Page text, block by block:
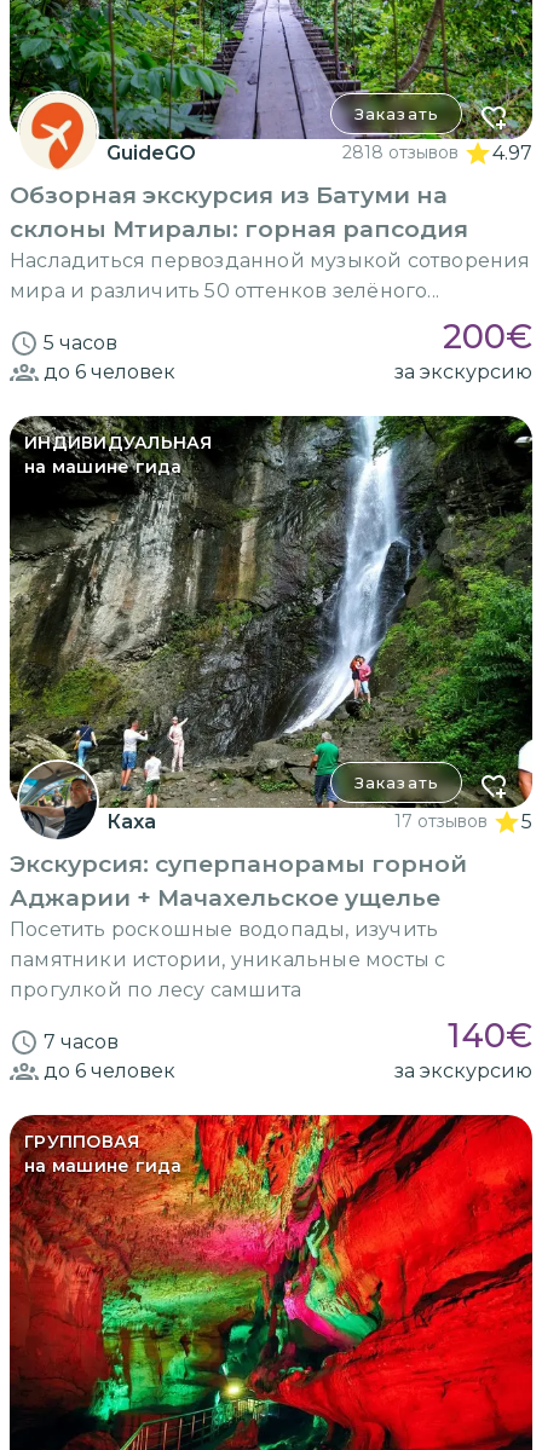
Заказать
GuideGO 2818 отзывов 4.97
Обзорная экскурсия из Батуми на
склоны Мтиралы: горная рапсодия
Насладиться первозданной музыкой сотворения
мира и различить 50 оттенков зелёного...
5 часов 200€
до 6 человек за экскурсию
ИНДИВИДУАЛЬНАЯ
на машине гида
Заказать
Каха 17 отзывов 5
Экскурсия: суперпанорамы горной
Аджарии + Мачахельское ущелье
Посетить роскошные водопады, изучить
памятники истории, уникальные мосты с
прогулкой по лесу самшита
7 часов 140€
до 6 человек за экскурсию
ГРУППОВАЯ
на машине гида